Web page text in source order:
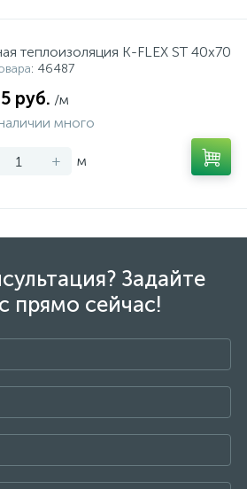
теплоизоляция K-FLEX ST 40x70
: 46487
руб. /м
много
+ м
Задайте
прямо сейчас!